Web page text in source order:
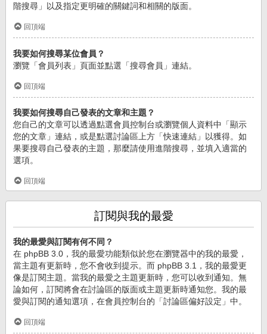
階搜尋」以及指定更明確的關鍵詞和相關的版面。
回頂端
我要如何搜尋某位會員？
瀏覽「會員列表」頁面並點選「搜尋會員」連結。
回頂端
我要如何搜尋自己發表的文章和主題？
您自己的文章可以透過點選會員控制台或瀏覽個人資料中「顯示
您的文章」連結，或是點選討論區上方「快速連結」以獲得。如
果要搜尋自己發表的主題，那麼請使用進階搜尋，並填入適當的
選項。
回頂端
訂閱與我的最愛
我的最愛與訂閱有何不同？
在 phpBB 3.0，我的最愛功能類似於您在瀏覽器中的我的最愛，
當主題有更新時，您不會收到提示。而 phpBB 3.1，我的最愛更
像是訂閱主題。當我的最愛之主題更新時，您可以收到通知。無
論如何，訂閱將會在討論區的版面或主題更新時通知您。我的最
愛與訂閱的通知選項，在會員控制台的「討論區偏好設定」中。
回頂端